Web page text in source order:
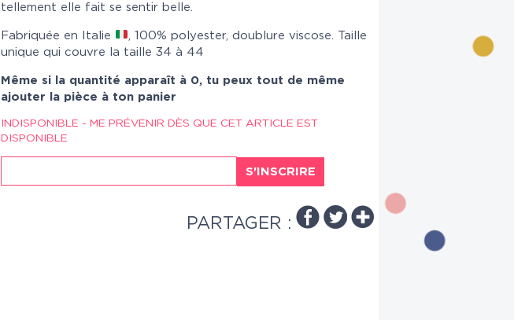
tellement elle fait se sentir belle
Fabriquée en Italie
, 100% polyester, doublure viscose. Taille
unique qui couvre la taille 34 à 44
Même si la quantité apparaît à 0, tu peux tout de même
ajouter la pièce à ton panier
INDISPONIBLE - ME PRÉVENIR DÈS QUE CET ARTICLE EST
DISPONIBLE
S'INSCRIRE
PARTAGER :